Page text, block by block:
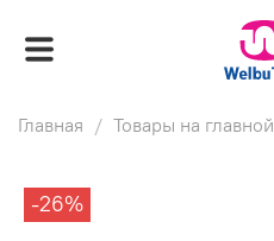
Главная Товары на главной
-26%